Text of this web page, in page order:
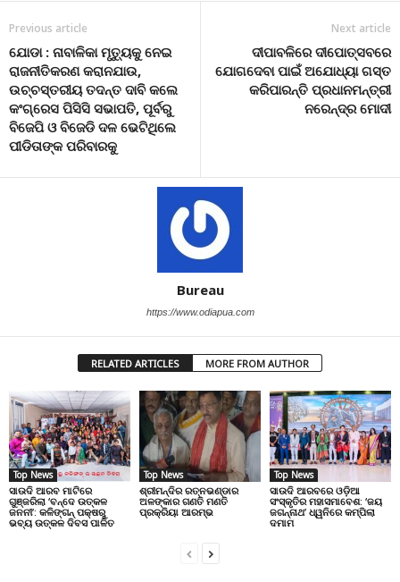
Previous article
ଯୋଡା : ନାବାଳିକା ମୃତ୍ୟୁକୁ ନେଇ
ରାଜନୀତିକରଣ କରାନଯାଉ,
ଉଚ୍ଚସ୍ତରୀୟ ତଦନ୍ତ ଦାବି କଲେ
କଂଗ୍ରେସ ପିସିସି ସଭାପତି, ପୂର୍ବରୁ
ବିଜେପି ଓ ବିଜେଡି ଦଳ ଭେଟିଥିଲେ
ପୀଡିତାଙ୍କ ପରିବାରକୁ
Next article
ଦୀପାବଳିରେ ଦୀପୋତ୍ସବରେ
ଯୋଗଦେବା ପାଇଁ ଅଯୋଧ୍ୟା ଗସ୍ତ
କରିପାରନ୍ତି ପ୍ରଧାନମନ୍ତ୍ରୀ
ନରେନ୍ଦ୍ର ମୋଦୀ
Bureau
https://www.odiapua.com
RELATED ARTICLES MORE FROM AUTHOR
Top News
ସାଉଦି ଆରବ ମାଟିରେ
ଗୁଞ୍ଜରିଲା ‘ବନ୍ଦେ ଉତ୍କଳ
ଜନନୀ’: କଳିଙ୍ଗନ୍ ପକ୍ଷରୁ
ଭବ୍ୟ ଉତ୍କଳ ଦିବସ ପାଳିତ
Top News
ଶ୍ରୀମନ୍ଦିର ରତ୍ନଭଣ୍ଡାର
ଅଳଙ୍କାର ଗଣତି ମଣତି
ପ୍ରକ୍ରିୟା ଆରମ୍ଭ
Top News
ସାଉଦି ଆରବରେ ଓଡ଼ିଆ
ସଂସ୍କୃତିର ମହାସମାବେଶ: ‘ଜୟ
ଜଗନ୍ନାଥ’ ଧ୍ୱନିରେ କମ୍ପିଲା
ଦମାମ